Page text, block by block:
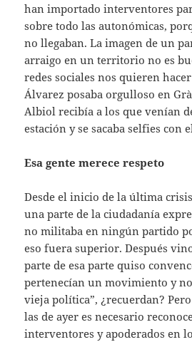
han importado interventores
sobre todo las autonómicas,
no llegaban. La imagen de un
arraigo en un territorio no es
redes sociales nos quieren
Álvarez posaba orgulloso en
Albiol recibía a los que venían
estación y se sacaba selfies con
Esa gente merece respeto
Desde el inicio de la última
una parte de la ciudadanía
no militaba en ningún partido
eso fuera superior. Después
parte de esa parte quiso
pertenecían un movimiento y
vieja política”, ¿recuerdan?
las de ayer es necesario
interventores y apoderados en